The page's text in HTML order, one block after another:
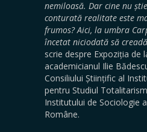
nemiloasă. Dar cine nu
conturată realitate este
frumos? Aici, la umbra
încetat niciodată să
scrie despre Expoziția de
academicianul Ilie
Consiliului Științific al
pentru Studiul
Institutului de Sociologie
Române.